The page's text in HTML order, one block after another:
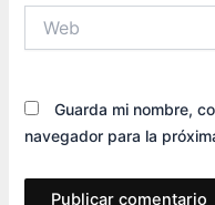
Guarda mi nombre,
navegador para la